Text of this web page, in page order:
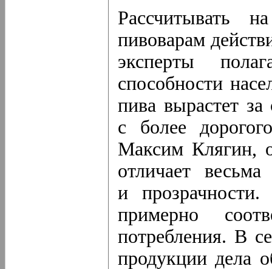
Рассчитывать
пивоварам
эксперты
способности
пива вырастет за
с более
Максим Клягин,
отличает
и прозрачности.
примерно
потребления. В
продукции дела